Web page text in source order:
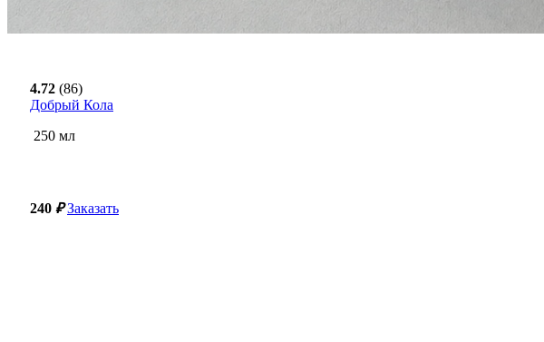
4.72 (86)
Добрый Кола
250 мл
240 ₽ Заказать